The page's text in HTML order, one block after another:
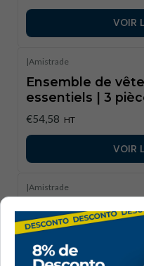
VOIR
|Amistrade
Ensemble de
essentiels | 3
€54,58 HT
VOIR
|Amistrade
Ensemble de
visibles complet |
€68,30 HT